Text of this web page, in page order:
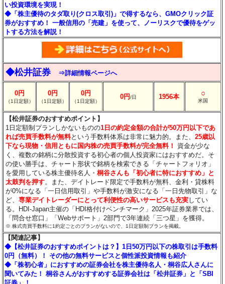
い投資環境を実現！
◆「株主優待のタダ取り(クロス取引)」で得するなら、GMOクリック証
券がおすすめ！ 一般信用の「売建」を使って、ノーリスクで優待をゲッ
トする方法を解説！
◆松井証券 ⇒詳細情報ページへ
0円
（1日定額）
0円
（1日定額）
0円
（1日定額）
0円/日 1956本 ○
米国
【松井証券のおすすめポイント】
1日定額制プランしかないものの1日の約定金額の合計が50万円以下であ
れば売買手数料が無料という手数料体系は非常に魅力的。また、25歳以
下なら現物・信用ともに国内株の売買手数料が完全無料！
資金が少な
く、複数の銘柄に分散投資する初心者の個人投資家にはおすすめだ。そ
の使い勝手は、チャート形状で銘柄を検索できる「チャートフォリオ」
を愛用している株主優待名人・桐谷さんも「初心者に特におすすめ」と
太鼓判を押す。また、デイトレード限定で手数料が無料、金利・貸株料
が0%になる「一日信用取引」や手数料が激安になる「一日先物取引」な
ど、専業デイトレーダーにとって利便性の高いサービスも充実してい
る。HDI-Japan主催の「HDI格付けベンチマーク」2025年証券業界では、
「問合せ窓口」「Webサポート」2部門で3年連続「三つ星」を獲得。
※ 株式売買手数料に1約定ごとのプランがないので、1日定額制プランを掲載。
【関連記事】
◆【松井証券のおすすめポイントは？】1日50万円以下の株取引は手数料
0円（無料）！ その他の無料サービスと個性派投資情報も紹介
◆「株初心者」におすすめの証券会社を株主優待名人・桐谷広人さんに
聞いてみた！ 桐谷さんがおすすめする証券会社は「松井証券」と「SBI